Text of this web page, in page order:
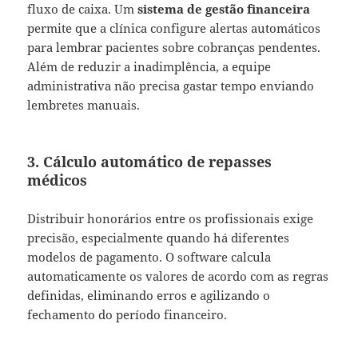
fluxo de caixa. Umsistema de gestão financeira
permite que a clínica configure alertas automáticos
para lembrar pacientes sobre cobranças pendentes.
Além de reduzir a inadimplência, a equipe
administrativa não precisa gastar tempo enviando
lembretes manuais.
3. Cálculo automático de repasses
médicos
Distribuir honorários entre os profissionais exige
precisão, especialmente quando há diferentes
modelos de pagamento. O software calcula
automaticamente os valores de acordo com as regras
definidas, eliminando erros e agilizando o
fechamento do período financeiro.